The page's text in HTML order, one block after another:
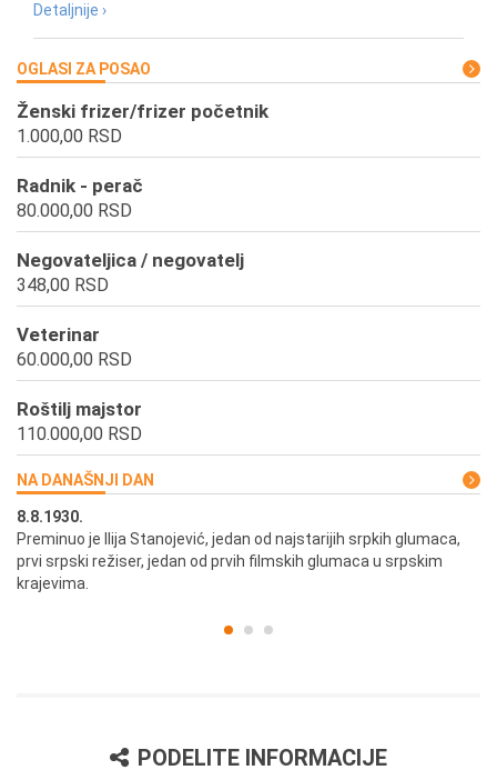
Detaljnije ›
OGLASI ZA POSAO
Ženski frizer/frizer početnik
1.000,00 RSD
Radnik - perač
80.000,00 RSD
Negovateljica / negovatelj
348,00 RSD
Veterinar
60.000,00 RSD
Roštilj majstor
110.000,00 RSD
NA DANAŠNJI DAN
8.8.1930.
Preminuo je Ilija Stanojević, jedan od najstarijih srpkih glumaca,
prvi srpski režiser, jedan od prvih filmskih glumaca u srpskim
krajevima.
PODELITE INFORMACIJE